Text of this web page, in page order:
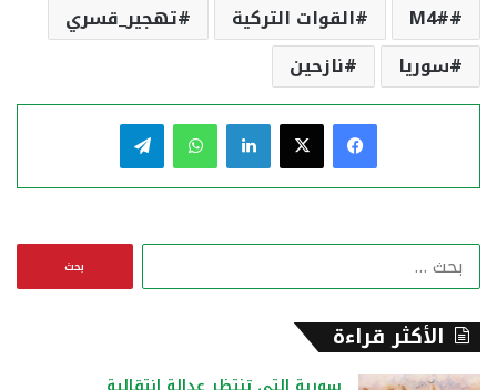
#M4 القوات التركية
تهجير_قسري
سوريا
نازحين
فيسبوك لينكدإن واتساب
الأكثر قراءة